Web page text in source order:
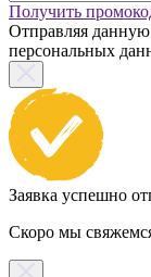
Получить
Отправляя
персональных
Заявка успешно
Скоро мы